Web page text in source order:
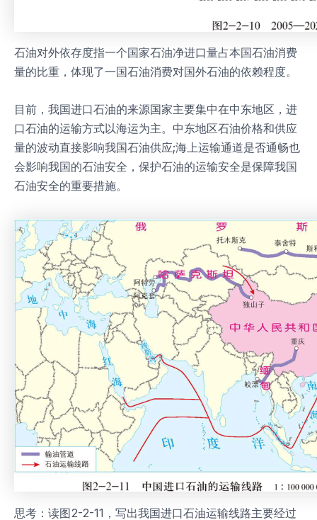
石油对外依存度指一个国家石油净进口量占本国石油消费
量的比重，体现了一国石油消费对国外石油的依赖程度。
目前，我国进口石油的来源国家主要集中在中东地区，进
口石油的运输方式以海运为主。中东地区石油价格和供应
量的波动直接影响我国石油供应;海上运输通道是否通畅也
会影响我国的石油安全，保护石油的运输安全是保障我国
石油安全的重要措施。
思考：读图2-2-11，写出我国进口石油运输线路主要经过